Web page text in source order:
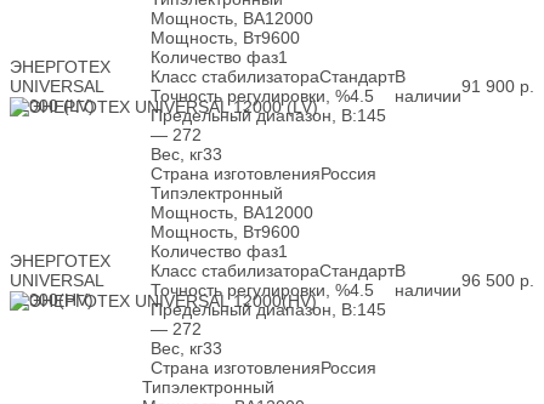
ЭНЕРГОТЕХ
UNIVERSAL
12000 (LV)
Мощность, ВА12000
Мощность, Вт9600
Количество фаз1
Класс стабилизатораСтандарт
Точность регулировки, %4.5
Предельный диапазон, В:145
— 272
Вес, кг33
Страна изготовленияРоссия
В
наличии91 900 р.
ЭНЕРГОТЕХ
UNIVERSAL
12000(HV)
Типэлектронный
Мощность, ВА12000
Мощность, Вт9600
Количество фаз1
Класс стабилизатораСтандарт
Точность регулировки, %4.5
Предельный диапазон, В:145
— 272
Вес, кг33
Страна изготовленияРоссия
В
наличии96 500 р.
Типэлектронный